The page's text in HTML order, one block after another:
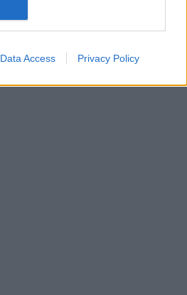
Data Access Privacy Policy